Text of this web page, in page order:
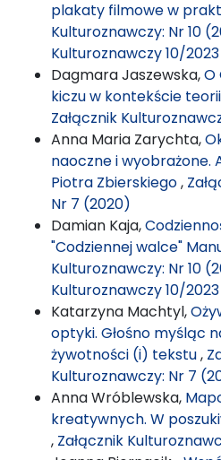
plakaty filmowe w
Kulturoznawczy: Nr 10
Kulturoznawczy 10/2023
Dagmara Jaszewska,O
kiczu w kontekście
Załącznik
Anna Maria Zarychta,
naoczne i wyobrażone.
Piotra Zbierskiego,
Nr 7 (2020)
Damian Kaja,
"Codziennej walce"
Kulturoznawczy: Nr 10
Kulturoznawczy 10/2023
Katarzyna Machtyl,
optyki. Głośno myśląc
żywotności (i) tekstu,
Kulturoznawczy: Nr 7
Anna Wróblewska,
kreatywnych. W
, Załącznik